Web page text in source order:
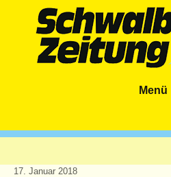
Menü
17. Januar 2018